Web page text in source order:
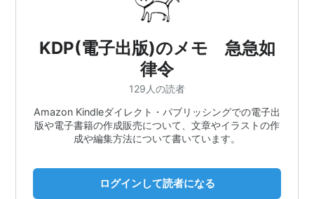
KDP(電子出版)のメモ 急急如
律令
129人の読者
Amazon Kindleダイレクト・パブリッシングでの電子出
版や電子書籍の作成販売について、文章やイラストの作
成や編集方法について書いています。
ログインして読者になる